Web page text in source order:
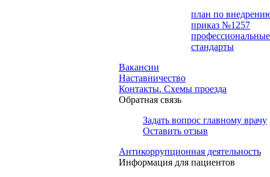
план по
приказ №1257
профессиональные
стандарты
Вакансии
Наставничество
Контакты. Схемы проезда
Обратная связь
Задать вопрос главному врачу
Оставить отзыв
Антикоррупционная деятельность
Информация для пациентов